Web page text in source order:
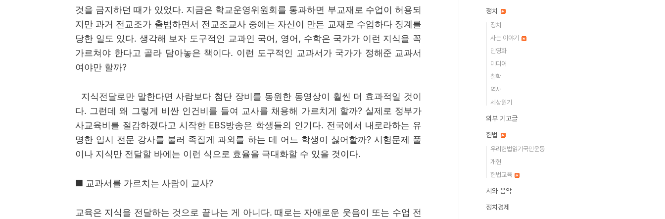
것을 금지하던 때가 있었다. 지금은 학교운영위원회를 통과하면 부교재로 수업이 허용되
지만 과거 전교조가 출범하면서 전교조교사 중에는 자신이 만든 교재로 수업하다 징계를
당한 일도 있다. 생각해 보자 도구적인 교과인 국어 , 영어 , 수학은 국가가 이런 지식을 꼭
가르쳐야 한다고 골라 담아놓은 책이다. 이런 도구적인 교과서가 국가가 정해준 교과서
여야만 할까?
지식전달로만 말한다면 사람보다 첨단 장비를 동원한 동영상이 훨씬 더 효과적일 것이
다. 그런데 왜 그렇게 비싼 인건비를 들여 교사를 채용해 가르치게 할까? 실제로 정부가
사교육비를 절감하겠다고 시작한 EBS방송은 학생들의 인기다. 전국에서 내로라하는 유
명한 입시 전문 강사를 불러 족집게 과외를 하는 데 어느 학생이 싫어할까? 시험문제 풀
이나 지식만 전달할 바에는 이런 식으로 효율을 극대화할 수 있을 것이다.
■ 교과서를 가르치는 사람이 교사?
교육은 지식을 전달하는 것으로 끝나는 게 아니다. 때로는 자애로운 웃음이 또는 수업 전
정치
정치
사는 이야기
민영화
미디어
철학
역사
세상읽기
외부 기고글
헌법
우리헌법읽기국민운동
개헌
헌법교육
시와 음악
정치경제